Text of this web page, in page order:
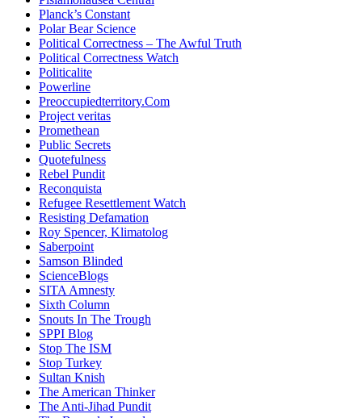
Planck’s Constant
Polar Bear Science
Political Correctness – The Awful Truth
Political Correctness Watch
Politicalite
Powerline
Preoccupiedterritory.Com
Project veritas
Promethean
Public Secrets
Quotefulness
Rebel Pundit
Reconquista
Refugee Resettlement Watch
Resisting Defamation
Roy Spencer, Klimatolog
Saberpoint
Samson Blinded
ScienceBlogs
SITA Amnesty
Sixth Column
Snouts In The Trough
SPPI Blog
Stop The ISM
Stop Turkey
Sultan Knish
The American Thinker
The Anti-Jihad Pundit